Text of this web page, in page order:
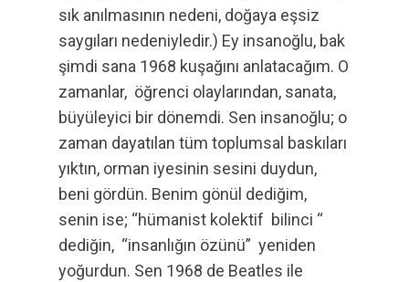
sık anılmasının nedeni, doğaya eşsiz
saygıları nedeniyledir.) Ey insanoğlu, bak
şimdi sana 1968 kuşağını anlatacağım. O
zamanlar, öğrenci olaylarından, sanata,
büyüleyici bir dönemdi. Sen insanoğlu; o
zaman dayatılan tüm toplumsal baskıları
yıktın, orman iyesinin sesini duydun,
beni gördün. Benim gönül dediğim,
senin ise; “hümanist kolektif bilinci “
dediğin, “insanlığın özünü” yeniden
yoğurdun. Sen 1968 de Beatles ile